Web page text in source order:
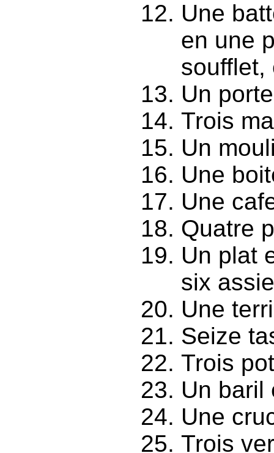
Une
en une
soufflet,
Un
Trois
Un
Une
Une
Quatre
Un plat
six
Une
Seize
Trois
Un baril
Une
Trois